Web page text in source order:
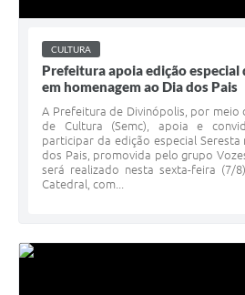
CULTURA
Prefeitura apoia edição especial
em homenagem ao Dia dos Pais
A Prefeitura de Divinópolis, por meio
de Cultura (Semc), apoia e
participar da edição especial Seresta
dos Pais, promovida pelo grupo
será realizado nesta sexta-feira (7/
Catedral, com...